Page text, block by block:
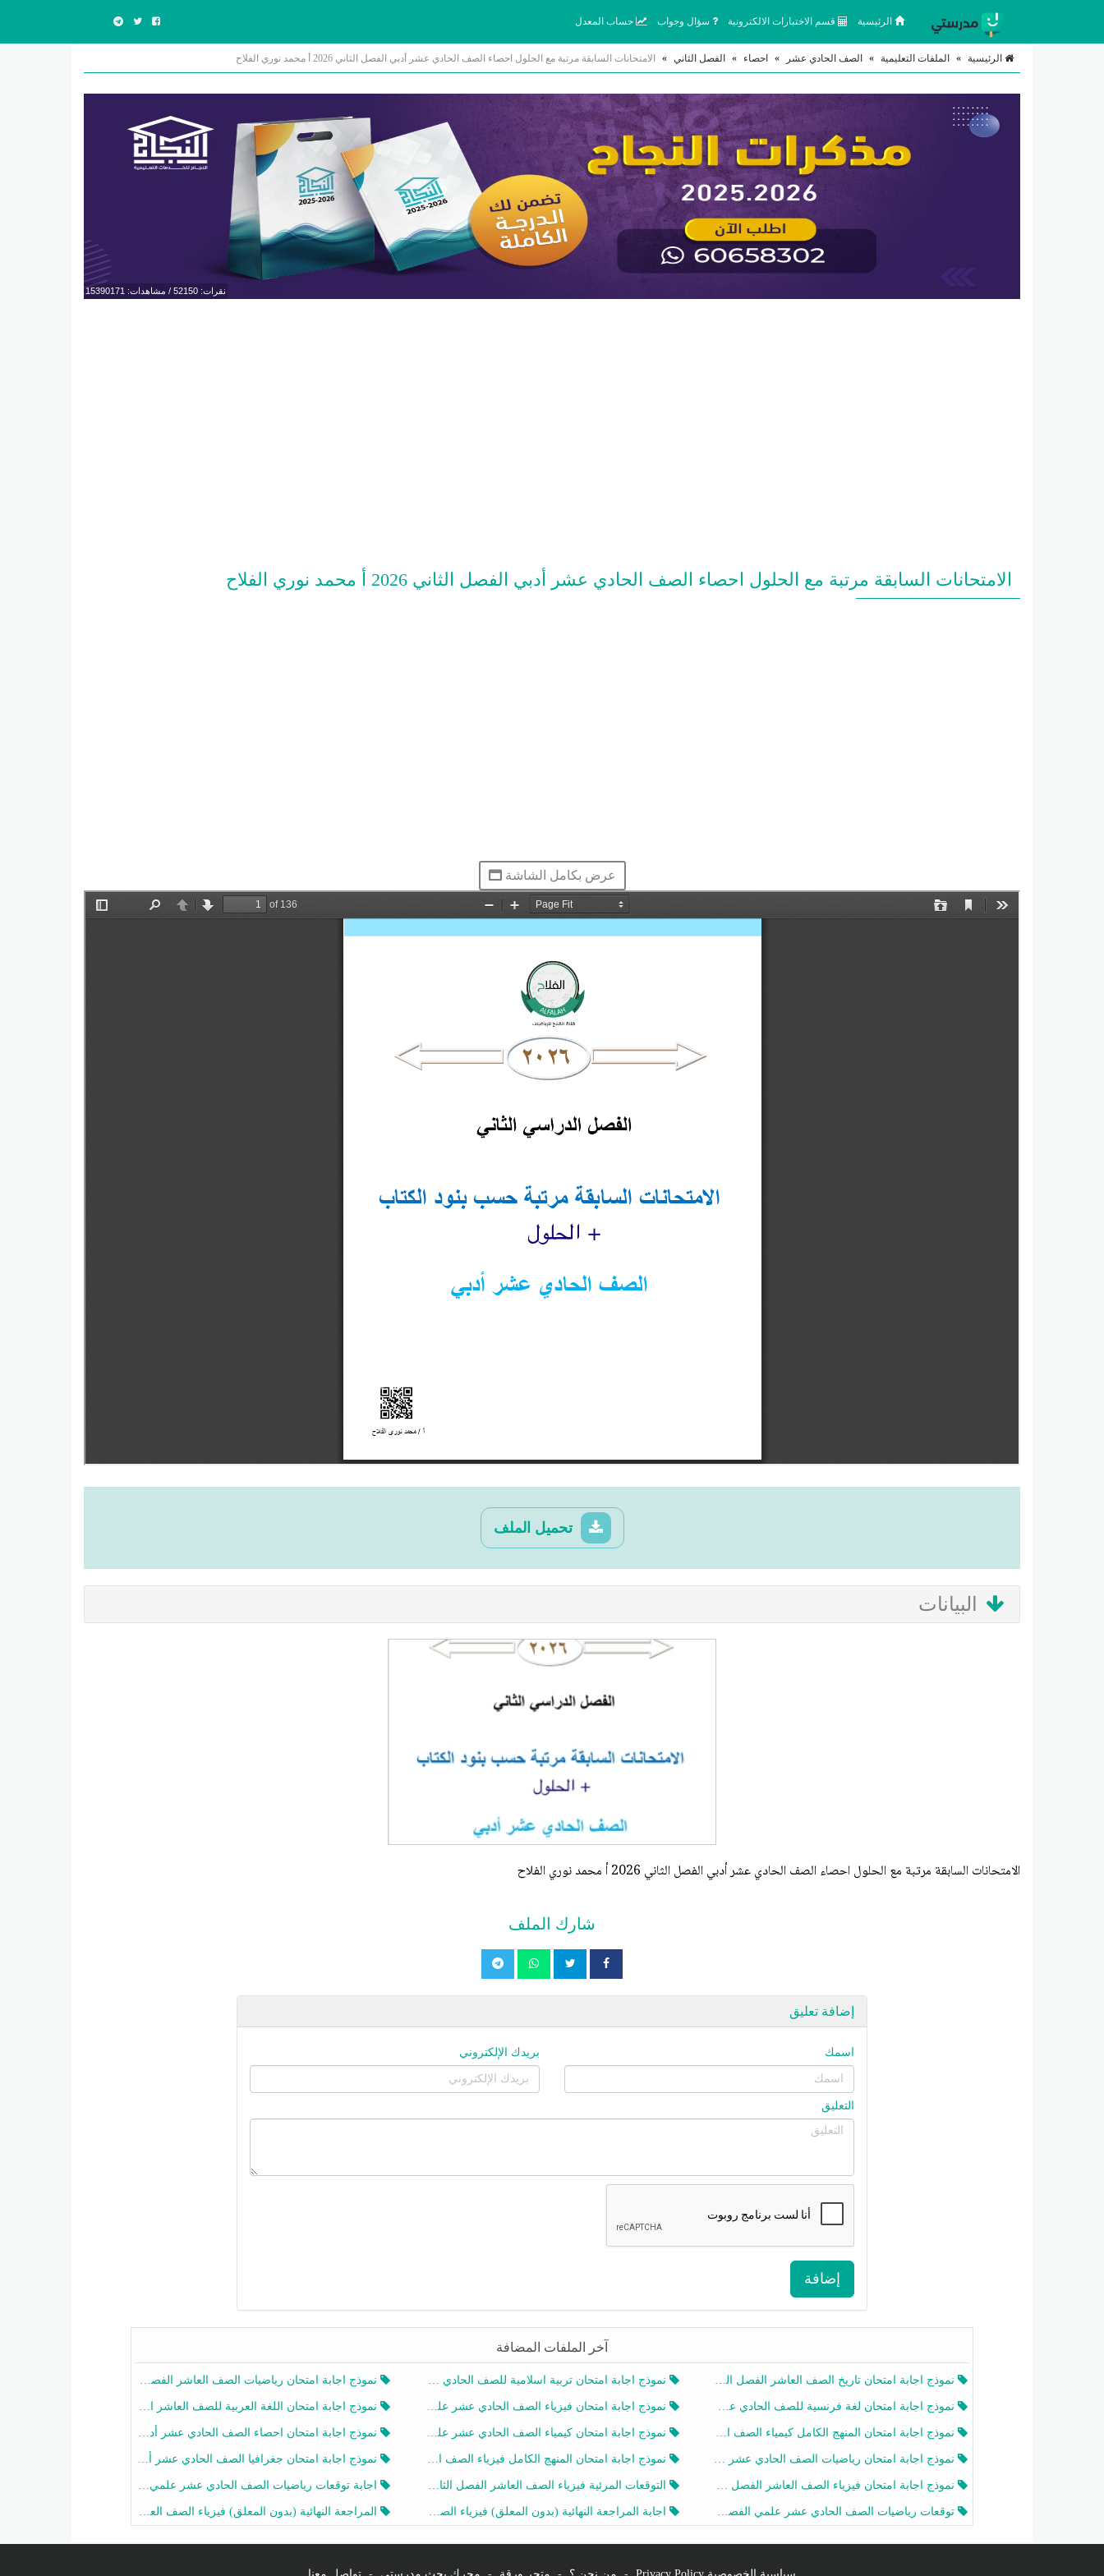
الرئيسية قسم الاختبارات الالكترونية سؤال وجواب حساب المعدل
الرئيسية » الملفات التعليمية » الصف الحادي عشر » احصاء » الفصل الثاني » الامتحانات السابقة مرتبة مع الحلول احصاء الصف الحادي عشر أدبي الفصل الثاني 2026 أ محمد نوري الفلاح
نقرات: 52150 / مشاهدات: 15390171
الامتحانات السابقة مرتبة مع الحلول احصاء الصف الحادي عشر أدبي الفصل الثاني 2026 أ محمد نوري الفلاح
عرض بكامل الشاشة
تحميل الملف
البيانات
الامتحانات السابقة مرتبة مع الحلول احصاء الصف الحادي عشر أدبي الفصل الثاني 2026 أ محمد نوري الفلاح
شارك الملف
إضافة تعليق
اسمك بريدك الإلكتروني
التعليق
إضافة
آخر الملفات المضافة
نموذج اجابة امتحان تاريخ الصف العاشر الفصل الثاني 2025-2026 نموذج اجابة امتحان تربية اسلامية للصف الحادي عشر الفصل الثاني 2025-2026 نموذج اجابة امتحان رياضيات الصف العاشر الفصل الثاني 2025-2026
نموذج اجابة امتحان لغة فرنسية للصف الحادي عشر أدبي الفصل الثاني 2025-2026 نموذج اجابة امتحان فيزياء الصف الحادي عشر علمي الفصل الثاني 2025-2026 نموذج اجابة امتحان اللغة العربية للصف العاشر الفصل الثاني 2025-2026
نموذج اجابة امتحان المنهج الكامل كيمياء الصف الحادي عشر علمي الفصل الثاني 2025-2026 نموذج اجابة امتحان كيمياء الصف الحادي عشر علمي الفصل الثاني 2025-2026 نموذج اجابة امتحان احصاء الصف الحادي عشر أدبي الفصل الثاني 2025-2026
نموذج اجابة امتحان رياضيات الصف الحادي عشر علمي الفصل الثاني 2025-2026 نموذج اجابة امتحان المنهج الكامل فيزياء الصف العاشر الفصل الثاني 2025-2026 نموذج اجابة امتحان جغرافيا الصف الحادي عشر أدبي الفصل الثاني 2025-2026
نموذج اجابة امتحان فيزياء الصف العاشر الفصل الثاني 2025-2026 التوقعات المرئية فيزياء الصف العاشر الفصل الثاني 2026 أ هيثم الليثي اجابة توقعات رياضيات الصف الحادي عشر علمي الفصل الثاني 2025-2026 أ عمرو فايز
توقعات رياضيات الصف الحادي عشر علمي الفصل الثاني 2025-2026 أ عمرو فايز اجابة المراجعة النهائية (بدون المعلق) فيزياء الصف العاشر الفصل الثاني أ أحمد نبيه المراجعة النهائية (بدون المعلق) فيزياء الصف العاشر الفصل الثاني أ أحمد نبيه